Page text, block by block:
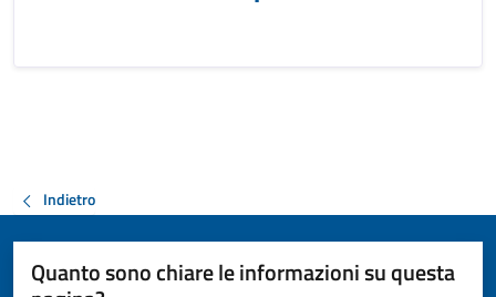
Indietro
Quanto sono chiare le informazioni su questa